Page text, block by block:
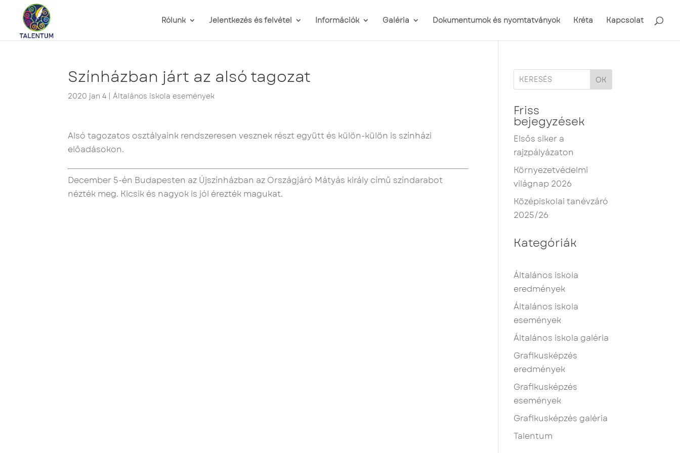
Rólunk Jelentkezés és felvétel Információk Galéria Dokumentumok és nyomtatványok Kréta Kapcsolat
Színházban járt az alsó tagozat
2020 jan 4 |Általános iskola események
Alsó tagozatos osztályaink rendszeresen vesznek részt együtt és külön-külön is színházi
előadásokon.
December 5-én Budapesten az Újszínházban az Országjáró Mátyás király című színdarabot
nézték meg. Kicsik és nagyok is jól érezték magukat.
OK
Friss
bejegyzések
Elsős siker a
rajzpályázaton
Környezetvédelmi
világnap 2026
Középiskolai tanévzáró
2025/26
Kategóriák
Általános iskola
eredmények
Általános iskola
események
Általános iskola galéria
Grafikusképzés
eredmények
Grafikusképzés
események
Grafikusképzés galéria
Talentum